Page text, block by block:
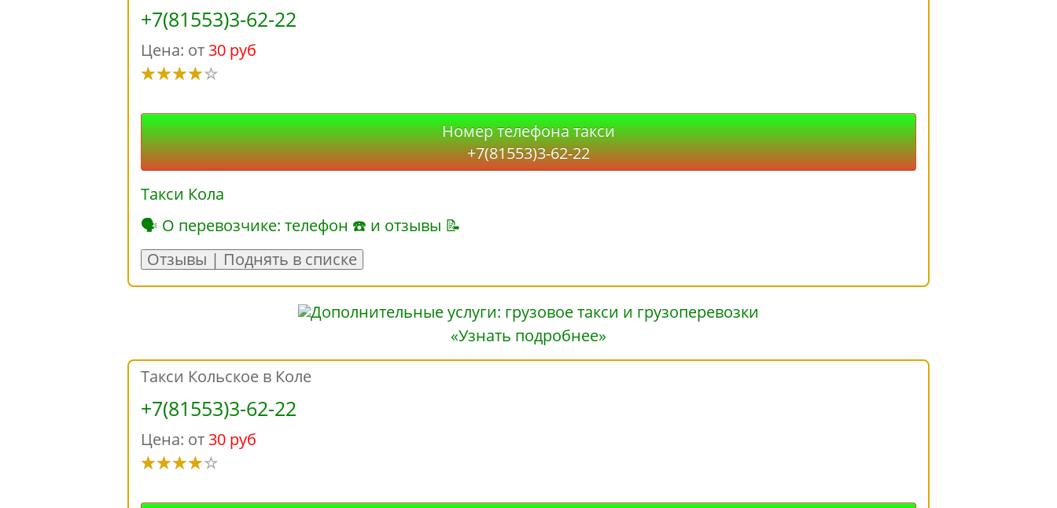
+7(81553)3-62-22
Цена: от 30 руб
Номер телефона такси
+7(81553)3-62-22
Такси Кола
🗣 О перевозчике: телефон ☎ и отзывы 📝
Отзывы | Поднять в списке
«Узнать подробнее»
Такси Кольское в Коле
+7(81553)3-62-22
Цена: от 30 руб